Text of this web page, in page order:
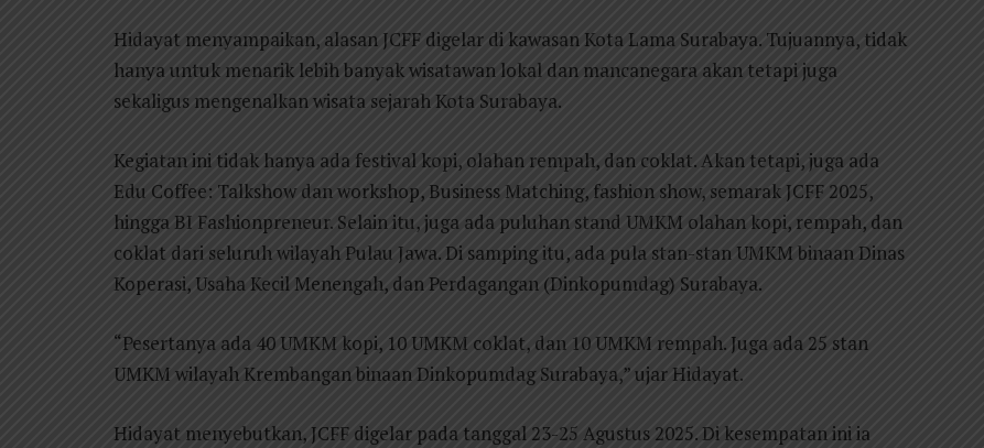
Hidayat menyampaikan, alasan JCFF digelar di kawasan Kota Lama Surabaya. Tujuannya, tidak
hanya untuk menarik lebih banyak wisatawan lokal dan mancanegara akan tetapi juga
sekaligus mengenalkan wisata sejarah Kota Surabaya.
Kegiatan ini tidak hanya ada festival kopi, olahan rempah, dan coklat. Akan tetapi, juga ada
Edu Coffee: Talkshow dan workshop, Business Matching, fashion show, semarak JCFF 2025,
hingga BI Fashionpreneur. Selain itu, juga ada puluhan stand UMKM olahan kopi, rempah, dan
coklat dari seluruh wilayah Pulau Jawa. Di samping itu, ada pula stan-stan UMKM binaan Dinas
Koperasi, Usaha Kecil Menengah, dan Perdagangan (Dinkopumdag) Surabaya.
“Pesertanya ada 40 UMKM kopi, 10 UMKM coklat, dan 10 UMKM rempah. Juga ada 25 stan
UMKM wilayah Krembangan binaan Dinkopumdag Surabaya,” ujar Hidayat.
Hidayat menyebutkan, JCFF digelar pada tanggal 23-25 Agustus 2025. Di kesempatan ini ia